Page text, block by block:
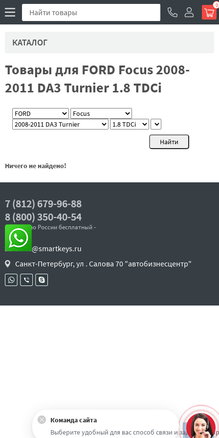
0
КАТАЛОГ
Товары для FORD Focus 2008-
2011 DA3 Turnier 1.8 TDCi
Ничего не найдено!
7 (812) 679-96-88
8 (800) 350-40-54
- звонок по России бесплатный -
sales@smartkeys.ru
Санкт-Петербург, ул . Салова 70 "автобизнесцентр"
Наверх
Команда сайта
Выберите удобный для вас способ связи и задайте